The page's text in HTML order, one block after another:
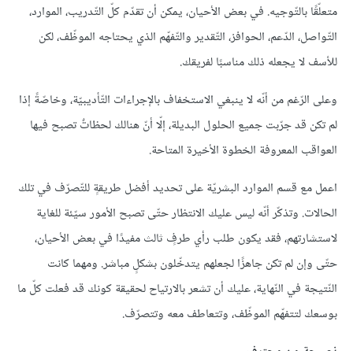
متعلّقًا بالتّوجيه. في بعض الأحيان، يمكن أن تقدّم كلّ التّدريب، الموارد،
التّواصل، الدّعم، الحوافز، التّقدير والتّفهّم الذي يحتاجه الموظّف، لكن
للأسف لا يجعله ذلك مناسبًا لفريقك.
وعلى الرّغم من أنّه لا ينبغي الاستخفاف بالإجراءات التّأديبيّة، وخاصّةً إذا
لم تكن قد جرّبت جميع الحلول البديلة، إلّا أنّ هنالك لحظاتٌ تصبح فيها
العواقب المعروفة الخطوة الأخيرة المتاحة.
اعمل مع قسم الموارد البشريّة على تحديد أفضل طريقةٍ للتّصرّف في تلك
الحالات. وتذكّر أنّه ليس عليك الانتظار حتّى تصبح الأمور سيّئة للغاية
لاستشارتهم، فقد يكون طلب رأي طرفٍ ثالث مفيدًا في بعض الأحيان،
حتّى وإن لم تكن جاهزًا لجعلهم يتدخّلون بشكلٍ مباشر. ومهما كانت
النّتيجة في النّهاية، عليك أن تشعر بالارتياح لحقيقة كونك قد فعلت كلّ ما
بوسعك لتتفهّم الموظّف، وتتعاطف معه وتتصرّف.